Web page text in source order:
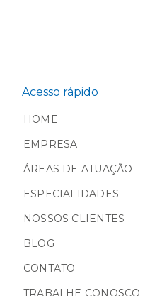
Acesso rápido
HOME
EMPRESA
ÁREAS DE ATUAÇÃO
ESPECIALIDADES
NOSSOS CLIENTES
BLOG
CONTATO
TRABALHE CONOSCO